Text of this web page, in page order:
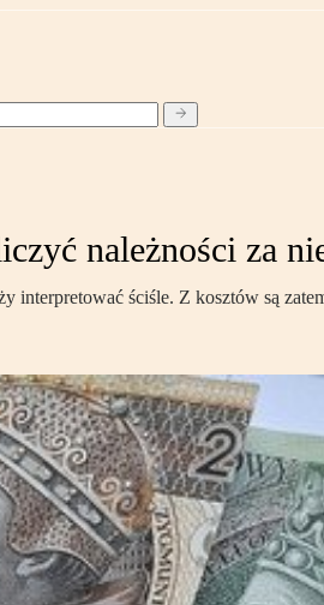
należności za
interpretować ściśle. Z kosztów są